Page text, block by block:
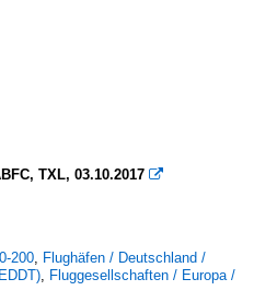
TXL, 03.10.2017 
200, Flughäfen / Deutschland /
, Fluggesellschaften / Europa /